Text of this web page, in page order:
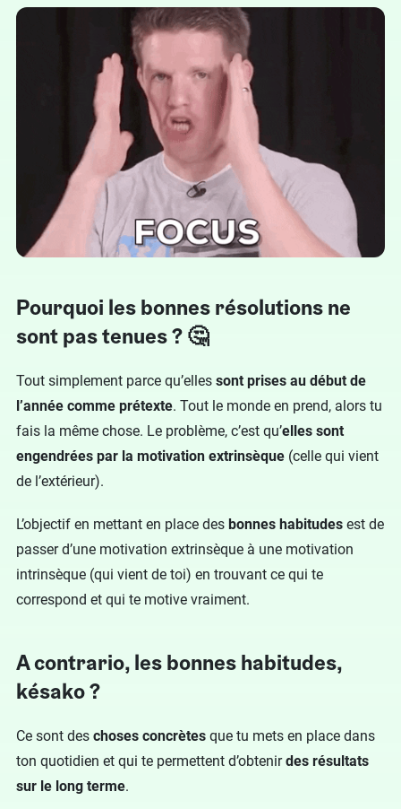
Pourquoi les bonnes résolutions ne
sont pas tenues ? 🤔
Tout simplement parce qu’elles sont prises au début de
l’année comme prétexte. Tout le monde en prend, alors tu
fais la même chose. Le problème, c’est qu’elles sont
engendrées par la motivation extrinsèque (celle qui vient
de l’extérieur).
L’objectif en mettant en place des bonnes habitudes est de
passer d’une motivation extrinsèque à une motivation
intrinsèque (qui vient de toi) en trouvant ce qui te
correspond et qui te motive vraiment.
A contrario, les bonnes habitudes,
késako ?
Ce sont des choses concrètes que tu mets en place dans
ton quotidien et qui te permettent d’obtenirdes résultats
sur le long terme.